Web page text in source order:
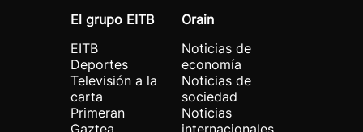
El grupo EITB
EITB
Deportes
Televisión a la
carta
Primeran
Gaztea
Orain
Noticias de
economía
Noticias de
sociedad
Noticias
internacionales